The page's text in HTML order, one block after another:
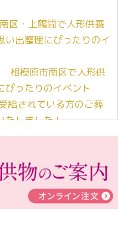
区・上鶴間で人形供養
い出整理にぴったりのイ
相模原市南区で人形供
ぴったりのイベント
給されている方のご葬
たしました！
教室】「マンガで学
家族葬ハウス®町田成
ました！
地震災害の寄付のご報